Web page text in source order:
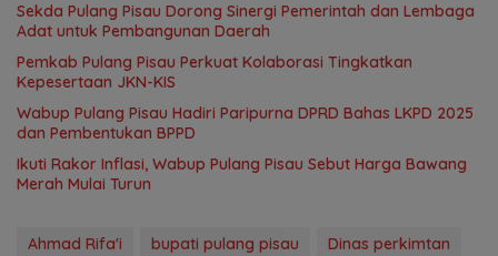
Sekda Pulang Pisau Dorong Sinergi Pemerintah dan Lembaga
Adat untuk Pembangunan Daerah
Pemkab Pulang Pisau Perkuat Kolaborasi Tingkatkan
Kepesertaan JKN-KIS
Wabup Pulang Pisau Hadiri Paripurna DPRD Bahas LKPD 2025
dan Pembentukan BPPD
Ikuti Rakor Inflasi, Wabup Pulang Pisau Sebut Harga Bawang
Merah Mulai Turun
Ahmad Rifa'i bupati pulang pisau
Dinas perkimtan